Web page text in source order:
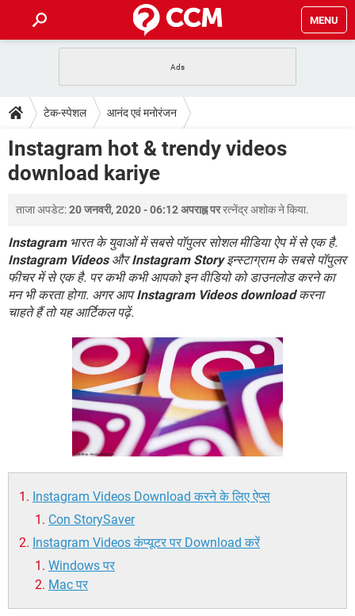
MENU
फोन पर अकाउंट बैलेंस चेक TIKTOK होम फीड मैनेज करें
WhatsApp Hack हो गया? Lucky Patcher यूज करें
टेक-स्पेशल
2020 के फ्री एंटीवायरस
बेस्ट फ्री ऑनलाइन गेम्स
डाउनलोड
Vidmate
FORUM
TikTok Account Freeze हो गया JioPhone में TikTok डाउनलोड
SBI बैंक अकाउंट नंबर पता करें
केबल और कनेक्टर्स कंप्यूटर बस
सीरियल और पैरलल पोर्ट
टेक-स्पेशल आनंद एवं मनोरंजन
Instagram hot & trendy videos
download kariye
ताजा अपडेट:20 जनवरी, 2020 - 06:12 अपराह्न पररत्नेंद्र अशोकने किया.
Instagramभारत के युवाओं में सबसे पॉपुलर सोशल मीडिया ऐप में से एक है.
Instagram VideosऔरInstagram Storyइन्स्टाग्राम के सबसे पॉपुलर
फीचर में से एक है. पर कभी कभी आपको इन वीडियो को डाउनलोड करने का
मन भी करता होगा. अगर आपInstagram Videos downloadकरना
चाहते हैं तो यह आर्टिकल पढ़ें.
Instagram Videos Download करने के लिए ऐप्स
Con StorySaver
Instagram Videos कंप्यूटर पर Download करें
Windows पर
Mac पर